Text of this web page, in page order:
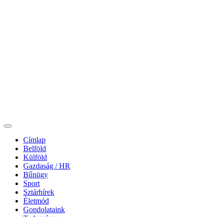
Címlap
Belföld
Külföld
Gazdaság / HR
Bűnügy
Sport
Sztárhírek
Életmód
Gondolataink